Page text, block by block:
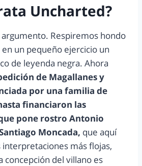
Uncharted?
argumento. Respiremos hondo
un pequeño ejercicio un
de leyenda negra. Ahora
de Magallanes y
por una familia de
financiaron las
pone rostro Antonio
Moncada, que aquí
interpretaciones más flojas,
concepción del villano es